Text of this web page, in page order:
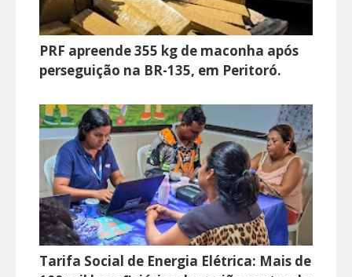
PRF apreende 355 kg de maconha após
perseguição na BR-135, em Peritoró.
Tarifa Social de Energia Elétrica: Mais de